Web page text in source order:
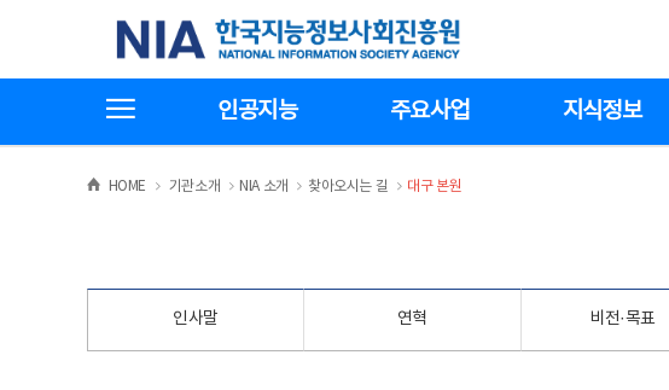
기
한국지능정보사회진흥원
인공지능 주요사업 지식정보
HOME >
기관소개 >NIA 소개 >
찾아오시는 길 >
대구 본원
인사말 연혁 비전·목표